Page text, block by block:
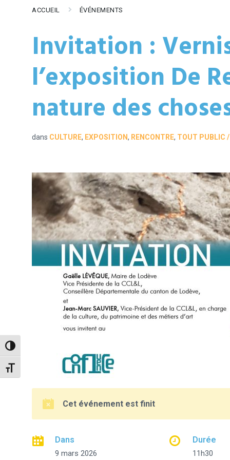
Passer en contraste élevé
Changer la taille de la police
ACCUEIL ÉVÉNEMENTS
Invitation :
l’exposition De
nature des
dans CULTURE, EXPOSITION, RENCONTRE, TOUT PUBLIC
Cet événement est finit
Dans
9 mars 2026
Durée
11h30